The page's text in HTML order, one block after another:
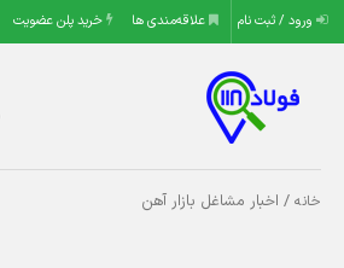
ورود / ثبت نام علاقه‌مندی ها خرید پلن عضویت
خانه / اخبار مشاغل بازار آهن